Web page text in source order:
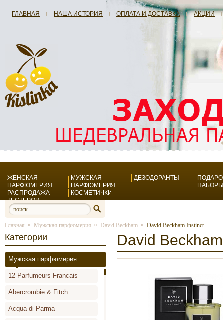
ГЛАВНАЯ НАША ИСТОРИЯ ОПЛАТА И ДОСТАВКА АКЦИИ
ЖЕНСКАЯ
ПАРФЮМЕРИЯ
МУЖСКАЯ
ПАРФЮМЕРИЯ
ДЕЗОДОРАНТЫ
НАБОРЫ
РАСПРОДАЖА
ТЕСТЕРОВ
КОСМЕТИЧКИ
Главная » Мужская парфюмерия » David Beckham » David Beckham Instinct
Категории
Мужская парфюмерия
12 Parfumeurs Francais
Abercrombie & Fitch
Acqua di Parma
David